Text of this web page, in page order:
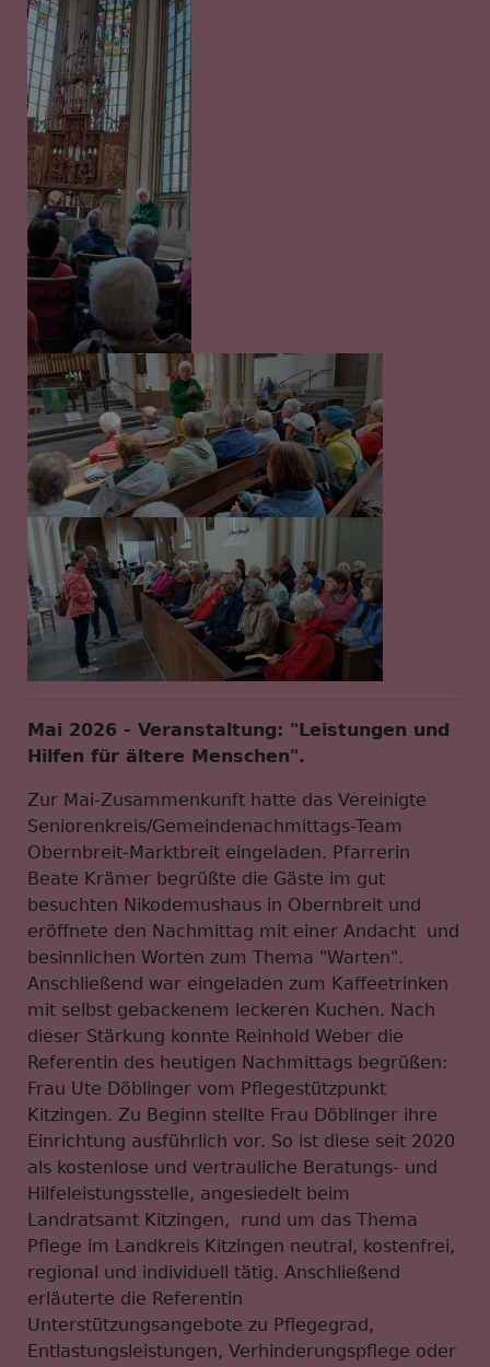
Mai 2026 - Veranstaltung: "Leistungen und
Hilfen für ältere Menschen".
Zur Mai-Zusammenkunft hatte das Vereinigte
Seniorenkreis/Gemeindenachmittags-Team
Obernbreit-Marktbreit eingeladen. Pfarrerin
Beate Krämer begrüßte die Gäste im gut
besuchten Nikodemushaus in Obernbreit und
eröffnete den Nachmittag mit einer Andacht und
besinnlichen Worten zum Thema "Warten".
Anschließend war eingeladen zum Kaffeetrinken
mit selbst gebackenem leckeren Kuchen. Nach
dieser Stärkung konnte Reinhold Weber die
Referentin des heutigen Nachmittags begrüßen:
Frau Ute Döblinger vom Pflegestützpunkt
Kitzingen. Zu Beginn stellte Frau Döblinger ihre
Einrichtung ausführlich vor. So ist diese seit 2020
als kostenlose und vertrauliche Beratungs- und
Hilfeleistungsstelle, angesiedelt beim
Landratsamt Kitzingen, rund um das Thema
Pflege im Landkreis Kitzingen neutral, kostenfrei,
regional und individuell tätig. Anschließend
erläuterte die Referentin
Unterstützungsangebote zu Pflegegrad,
Entlastungsleistungen, Verhinderungspflege oder